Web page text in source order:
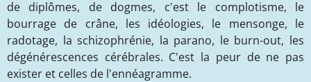
de diplômes, de dogmes, c'est le complotisme, le
bourrage de crâne, les idéologies, le mensonge, le
radotage, la schizophrénie, la parano, le burn-out, les
dégénérescences cérébrales. C'est la peur de ne pas
exister et celles de l'ennéagramme.